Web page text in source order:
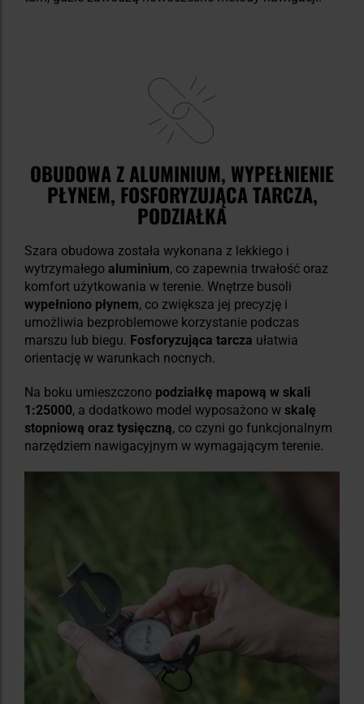
OBUDOWA Z ALUMINIUM, WYPEŁNIENIE
PŁYNEM, FOSFORYZUJĄCA TARCZA,
PODZIAŁKA
Szara obudowa została wykonana z lekkiego i
wytrzymałego aluminium, co zapewnia trwałość oraz
komfort użytkowania w terenie. Wnętrze busoli
wypełniono płynem, co zwiększa jej precyzję i
umożliwia bezproblemowe korzystanie podczas
marszu lub biegu. Fosforyzująca tarcza ułatwia
orientację w warunkach nocnych.
Na boku umieszczono podziałkę mapową w skali
1:25000, a dodatkowo model wyposażono w skalę
stopniową oraz tysięczną, co czyni go funkcjonalnym
narzędziem nawigacyjnym w wymagającym terenie.